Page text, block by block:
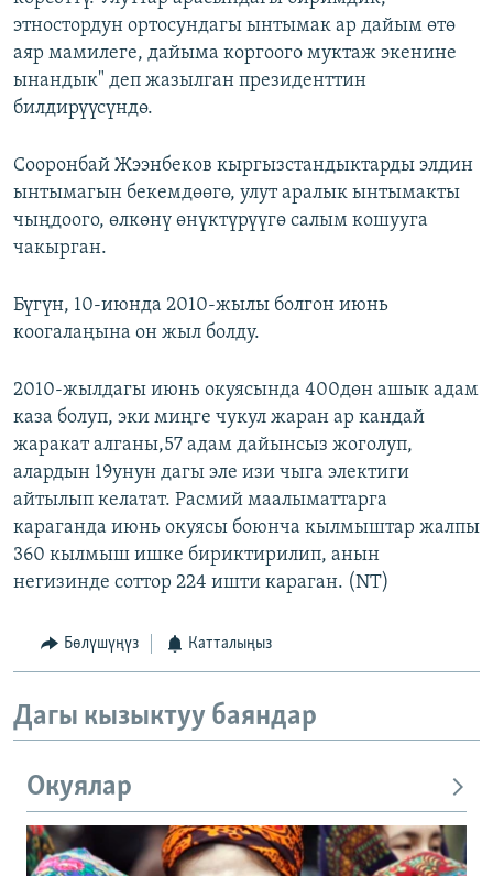
этностордун ортосундагы ынтымак ар дайым өтө
аяр мамилеге, дайыма коргоого муктаж экенине
ынандык" деп жазылган президенттин
билдирүүсүндө.
Сооронбай Жээнбеков кыргызстандыктарды элдин
ынтымагын бекемдөөгө, улут аралык ынтымакты
чыңдоого, өлкөнү өнүктүрүүгө салым кошууга
чакырган.
Бүгүн, 10-июнда 2010-жылы болгон июнь
коогалаңына он жыл болду.
2010-жылдагы июнь окуясында 400дөн ашык адам
каза болуп, эки миңге чукул жаран ар кандай
жаракат алганы,57 адам дайынсыз жоголуп,
алардын 19унун дагы эле изи чыга электиги
айтылып келатат. Расмий маалыматтарга
караганда июнь окуясы боюнча кылмыштар жалпы
360 кылмыш ишке бириктирилип, анын
негизинде соттор 224 ишти караган. (NT)
Бөлүшүңүз Катталыңыз
Дагы кызыктуу баяндар
Окуялар